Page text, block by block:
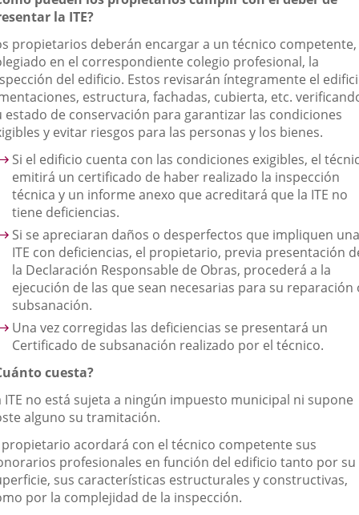
la ITE?
propietarios deberán encargar a un técnico competente,
en el correspondiente colegio profesional, la
del edificio. Estos revisarán íntegramente el
estructura, fachadas, cubierta, etc.
estado de conservación para garantizar las condiciones
y evitar riesgos para las personas y los bienes.
Si el edificio cuenta con las condiciones exigibles, el
emitirá un certificado de haber realizado la inspección
técnica y un informe anexo que acreditará que la ITE no
tiene deficiencias.
Si se apreciaran daños o desperfectos que impliquen una
ITE con deficiencias, el propietario, previa presentación
la Declaración Responsable de Obras, procederá a la
ejecución de las que sean necesarias para su reparación
subsanación.
Una vez corregidas las deficiencias se presentará un
Certificado de subsanación realizado por el técnico.
cuesta?
ITE no está sujeta a ningún impuesto municipal ni supone
alguno su tramitación.
propietario acordará con el técnico competente sus
profesionales en función del edificio tanto por su
sus características estructurales y constructivas,
por la complejidad de la inspección.